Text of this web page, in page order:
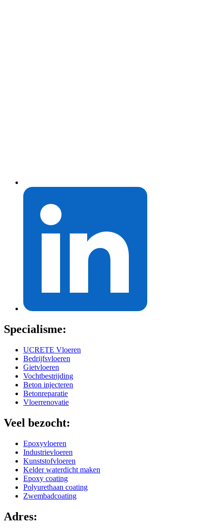
Specialisme:
UCRETE Vloeren
Bedrijfsvloeren
Gietvloeren
Vochtbestrijding
Beton injecteren
Betonreparatie
Vloerrenovatie
Veel bezocht:
Epoxyvloeren
Industrievloeren
Kunststofvloeren
Kelder waterdicht maken
Epoxy coating
Polyurethaan coating
Zwembadcoating
Adres: